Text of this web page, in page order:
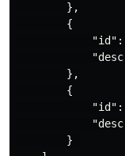
},
{
"id" :
},
{
"id" :
}